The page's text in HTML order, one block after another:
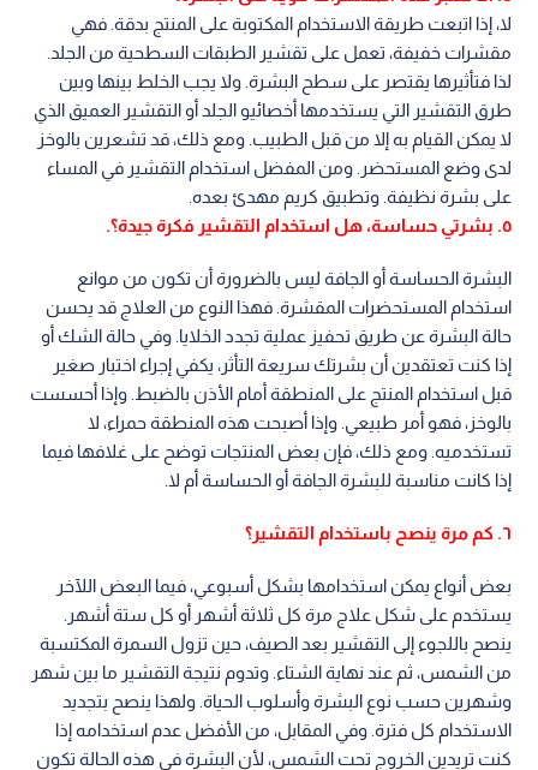
لا، إذا اتبعت طريقة الاستخدام المكتوبة على المنتج بدقة. فهي
مقشرات خفيفة، تعمل على تقشير الطبقات السطحية من الجلد.
لذا فتأثيرها يقتصر على سطح البشرة. ولا يجب الخلط بينها وبين
طرق التقشير التي يستخدمها أخصائيو الجلد أو التقشير العميق الذي
لا يمكن القيام به إلا من قبل الطبيب. ومع ذلك، قد تشعرين بالوخز
لدى وضع المستحضر. ومن المفضل استخدام التقشير في المساء
على بشرة نظيفة. وتطبيق كريم مهدئ بعده.
٥. بشرتي حساسة، هل استخدام التقشير فكرة جيدة؟.
البشرة الحساسة أو الجافة ليس بالضرورة أن تكون من موانع
استخدام المستحضرات المقشرة. فهذا النوع من العلاج قد يحسن
حالة البشرة عن طريق تحفيز عملية تجدد الخلايا. وفي حالة الشك أو
إذا كنت تعتقدين أن بشرتك سريعة التأثر، يكفي إجراء اختبار صغير
قبل استخدام المنتج على المنطقة أمام الأذن بالضبط. وإذا أحسست
بالوخز، فهو أمر طبيعي. وإذا أصبحت هذه المنطقة حمراء، لا
تستخدميه. ومع ذلك، فإن بعض المنتجات توضح على غلافها فيما
إذا كانت مناسبة للبشرة الجافة أو الحساسة أم لا.
٦. كم مرة ينصح باستخدام التقشير؟
بعض أنواع يمكن استخدامها بشكل أسبوعي، فيما البعض اللآخر
يستخدم على شكل علاج مرة كل ثلاثة أشهر أو كل ستة أشهر.
ينصح باللجوء إلى التقشير بعد الصيف، حين تزول السمرة المكتسبة
من الشمس، ثم عند نهاية الشتاء. وتدوم نتيجة التقشير ما بين شهر
وشهرين حسب نوع البشرة وأسلوب الحياة. ولهذا ينصح بتجديد
الاستخدام كل فترة. وفي المقابل، من الأفضل عدم استخدامه إذا
كنت تريدين الخروج تحت الشمس، لأن البشرة في هذه الحالة تكون